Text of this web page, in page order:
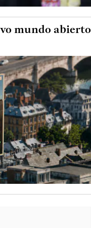
mundo abierto